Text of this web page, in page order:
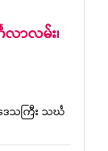
လာလမ်း၊
ေသကြီး သင်္ဃ